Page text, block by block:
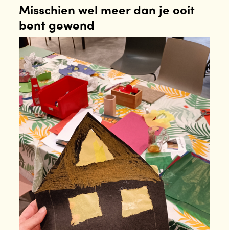
Misschien wel meer dan je ooit
bent gewend